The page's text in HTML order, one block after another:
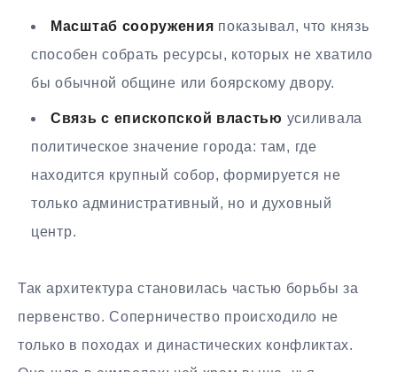
Масштаб сооружения показывал, что князь
способен собрать ресурсы, которых не хватило
бы обычной общине или боярскому двору.
Связь с епископской властью усиливала
политическое значение города: там, где
находится крупный собор, формируется не
только административный, но и духовный
центр.
Так архитектура становилась частью борьбы за
первенство. Соперничество происходило не
только в походах и династических конфликтах.